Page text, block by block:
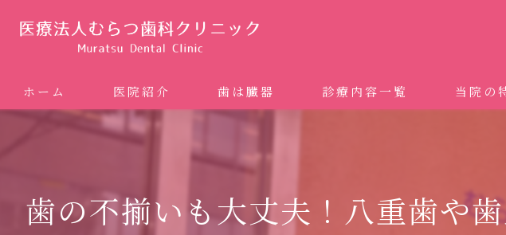
ホーム 医院紹介 歯は臓器 診療内容一覧
矯正歯科 (インビザライン、マウス
ホワイトニング
当院の
ドクター
歯の不揃いも大丈夫！八重歯や